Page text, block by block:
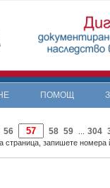
ПОМОЩ
56 58 59 304
страница, запишете номера